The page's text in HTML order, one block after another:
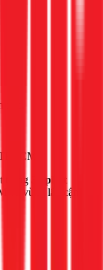
trong
30 phút
và vùng lân cận